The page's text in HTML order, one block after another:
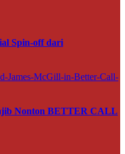
Spin-off dari
Nonton BETTER CALL